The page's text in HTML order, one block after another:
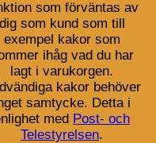
som förväntas av
dig som kund som till
exempel kakor som
ihåg vad du har
lagt i varukorgen.
kakor behöver
samtycke. Detta i
med Post- och
Telestyrelsen.